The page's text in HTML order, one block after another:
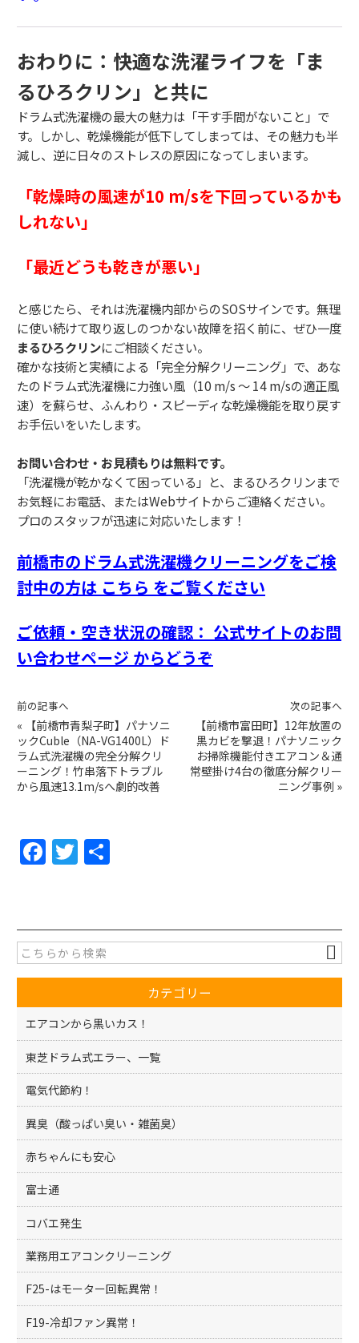
おわりに：快適な洗濯ライフを「ま
るひろクリン」と共に
ドラム式洗濯機の最大の魅力は「干す手間がないこと」で
す。しかし、乾燥機能が低下してしまっては、その魅力も半
減し、逆に日々のストレスの原因になってしまいます。
「乾燥時の風速が10 m/sを下回っているかも
しれない」
「最近どうも乾きが悪い」
と感じたら、それは洗濯機内部からのSOSサインです。無理
に使い続けて取り返しのつかない故障を招く前に、ぜひ一度
まるひろクリンにご相談ください。
確かな技術と実績による「完全分解クリーニング」で、あな
たのドラム式洗濯機に力強い風（10 m/s ～ 14 m/sの適正風
速）を蘇らせ、ふんわり・スピーディな乾燥機能を取り戻す
お手伝いをいたします。
お問い合わせ・お見積もりは無料です。
「洗濯機が乾かなくて困っている」と、まるひろクリンまで
お気軽にお電話、またはWebサイトからご連絡ください。
プロのスタッフが迅速に対応いたします！
前橋市のドラム式洗濯機クリーニングをご検
討中の方は こちら をご覧ください
ご依頼・空き状況の確認： 公式サイトのお問
い合わせページ からどうぞ
前の記事へ
«
【前橋市青梨子町】パナソニ
ックCuble（NA-VG1400L）ド
ラム式洗濯機の完全分解クリ
ーニング！竹串落下トラブル
から風速13.1m/sへ劇的改善
次の記事へ
【前橋市富田町】12年放置の
黒カビを撃退！パナソニック
お掃除機能付きエアコン＆通
常壁掛け4台の徹底分解クリー
ニング事例 »
F
e
b
o
o
k
T
er
カテゴリー
エアコンから黒いカス！
東芝ドラム式エラー、一覧
電気代節約！
異臭（酸っぱい臭い・雑菌臭）
赤ちゃんにも安心
富士通
コバエ発生
業務用エアコンクリーニング
F25-はモーター回転異常！
F19-冷却ファン異常！